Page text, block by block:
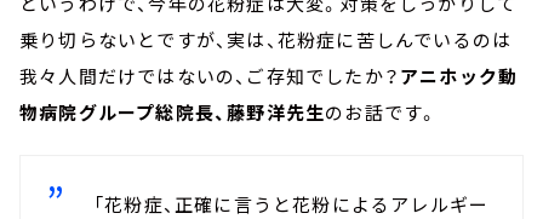
乗り切らないとですが、実は、花粉症に苦しんでいるのは
我々人間だけではないの、ご存知でしたか？アニホック動
物病院グループ総院長、藤野洋先生のお話です。
「花粉症、正確に言うと花粉によるアレルギー